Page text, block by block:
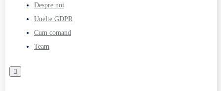
Despre noi
Unelte GDPR
Cum comand
Team